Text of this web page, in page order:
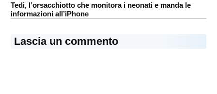
Tedi, l’orsacchiotto che monitora i neonati e manda le
informazioni all’iPhone
Lascia un commento